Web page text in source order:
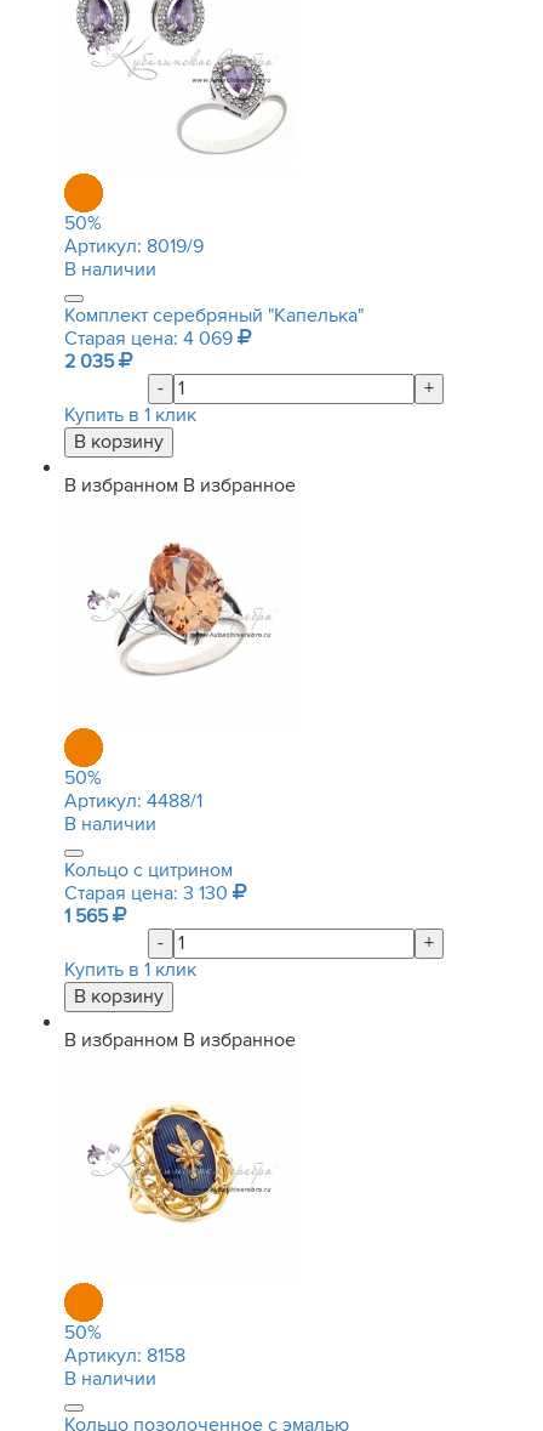
50%
Артикул: 8019/9
В наличии
Комплект серебряный "Капелька"
Старая цена: 4 069
2 035
-
+
Купить в 1 клик
В избранном В избранное
50%
Артикул: 4488/1
В наличии
Кольцо с цитрином
Старая цена: 3 130
1 565
-
+
Купить в 1 клик
В избранном В избранное
50%
Артикул: 8158
В наличии
Кольцо позолоченное с эмалью